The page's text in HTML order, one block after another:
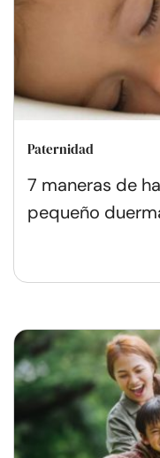
Paternidad
7 maneras de
pequeño